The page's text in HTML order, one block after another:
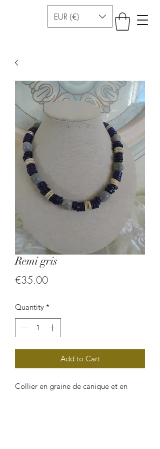
EUR (€)
Remi gris
€35.00Price
Quantity *
Add to Cart
Collier en graine de canique et en